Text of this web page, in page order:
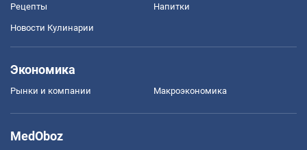
Рецепты Напитки
Новости Кулинарии
Экономика
Рынки и компании Mакроэкономика
MedOboz